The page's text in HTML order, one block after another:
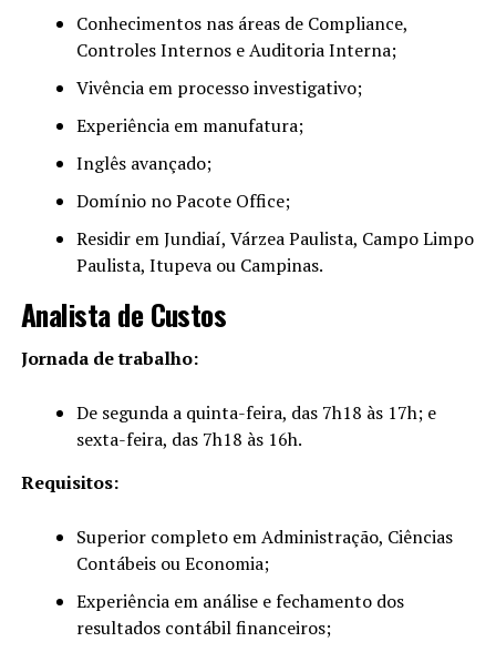
Conhecimentos nas áreas de Compliance,
Controles Internos e Auditoria Interna;
Vivência em processo investigativo;
Experiência em manufatura;
Inglês avançado;
Domínio no Pacote Office;
Residir em Jundiaí, Várzea Paulista, Campo Limpo
Paulista, Itupeva ou Campinas.
Analista de Custos
Jornada de trabalho:
De segunda a quinta-feira, das 7h18 às 17h; e
sexta-feira, das 7h18 às 16h.
Requisitos:
Superior completo em Administração, Ciências
Contábeis ou Economia;
Experiência em análise e fechamento dos
resultados contábil financeiros;